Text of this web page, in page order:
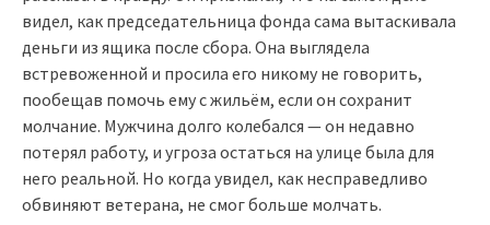
видел, как председательница фонда сама вытаскивала
деньги из ящика после сбора. Она выглядела
встревоженной и просила его никому не говорить,
пообещав помочь ему с жильём, если он сохранит
молчание. Мужчина долго колебался — он недавно
потерял работу, и угроза остаться на улице была для
него реальной. Но когда увидел, как несправедливо
обвиняют ветерана, не смог больше молчать.